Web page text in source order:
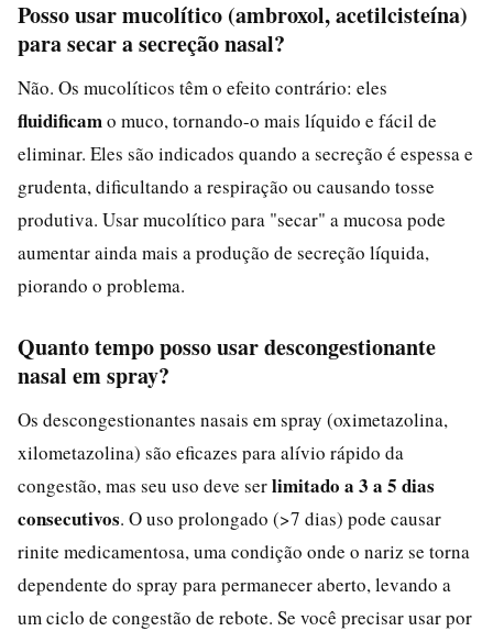
Posso usar mucolítico (ambroxol, acetilcisteína)
para secar a secreção nasal?
Não. Os mucolíticos têm o efeito contrário: eles
fluidificamo muco, tornando-o mais líquido e fácil de
eliminar. Eles são indicados quando a secreção é espessa e
grudenta, dificultando a respiração ou causando tosse
produtiva. Usar mucolítico para "secar" a mucosa pode
aumentar ainda mais a produção de secreção líquida,
piorando o problema.
Quanto tempo posso usar descongestionante
nasal em spray?
Os descongestionantes nasais em spray (oximetazolina,
xilometazolina) são eficazes para alívio rápido da
congestão, mas seu uso deve serlimitado a 3 a 5 dias
consecutivos. O uso prolongado (>7 dias) pode causar
rinite medicamentosa, uma condição onde o nariz se torna
dependente do spray para permanecer aberto, levando a
um ciclo de congestão de rebote. Se você precisar usar por